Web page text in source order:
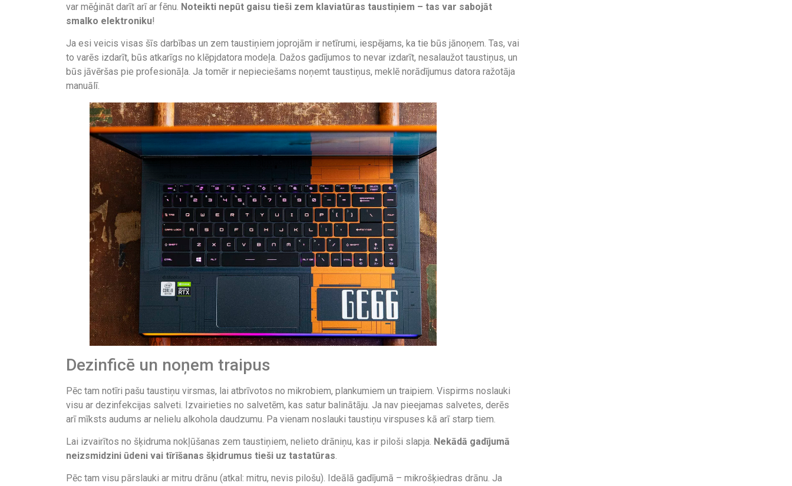
var mēģināt darīt arī ar fēnu. Noteikti nepūt gaisu tieši zem klaviatūras taustiņiem – tas var sabojāt
smalko elektroniku!
Ja esi veicis visas šīs darbības un zem taustiņiem joprojām ir netīrumi, iespējams, ka tie būs jānoņem. Tas, vai
to varēs izdarīt, būs atkarīgs no klēpjdatora modeļa. Dažos gadījumos to nevar izdarīt, nesalaužot taustiņus, un
būs jāvēršas pie profesionāļa. Ja tomēr ir nepieciešams noņemt taustiņus, meklē norādījumus datora ražotāja
manuālī.
Dezinficē un noņem traipus
Pēc tam notīri pašu taustiņu virsmas, lai atbrīvotos no mikrobiem, plankumiem un traipiem. Vispirms noslauki
visu ar dezinfekcijas salveti. Izvairieties no salvetēm, kas satur balinātāju. Ja nav pieejamas salvetes, derēs
arī mīksts audums ar nelielu alkohola daudzumu. Pa vienam noslauki taustiņu virspuses kā arī starp tiem.
Lai izvairītos no šķidruma nokļūšanas zem taustiņiem, nelieto drāniņu, kas ir piloši slapja. Nekādā gadījumā
neizsmidzini ūdeni vai tīrīšanas šķidrumus tieši uz tastatūras.
Pēc tam visu pārslauki ar mitru drānu (atkal: mitru, nevis pilošu). Ideālā gadījumā – mikrošķiedras drānu. Ja